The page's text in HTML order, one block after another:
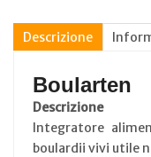
Descrizione
Boularten
Descrizione
Integratore
boulardii vivi utile